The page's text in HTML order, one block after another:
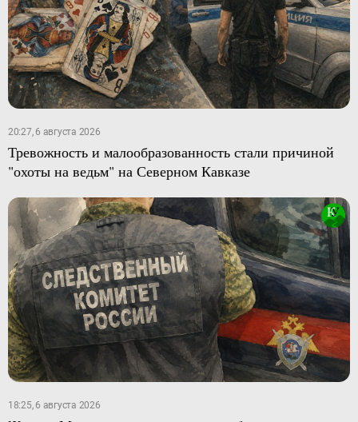
20:27, 6 августа 2026
Тревожность и малообразованность стали причиной
"охоты на ведьм" на Северном Кавказе
18:25, 6 августа 2026